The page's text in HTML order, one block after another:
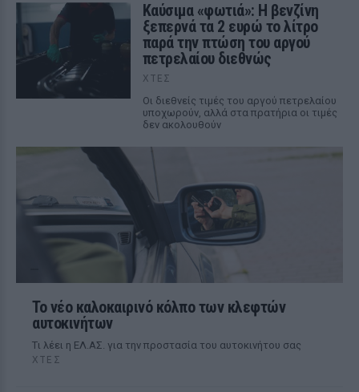
Καύσιμα «φωτιά»: Η βενζίνη
ξεπερνά τα 2 ευρώ το λίτρο
παρά την πτώση του αργού
πετρελαίου διεθνώς
ΧΤΕΣ
Οι διεθνείς τιμές του αργού πετρελαίου
υποχωρούν, αλλά στα πρατήρια οι τιμές
δεν ακολουθούν
Το νέο καλοκαιρινό κόλπο των κλεφτών
αυτοκινήτων
Tι λέει η ΕΛ.ΑΣ. για την προστασία του αυτοκινήτου σας
ΧΤΕΣ